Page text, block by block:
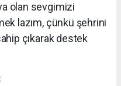
olan sevgimizi
lazım, çünkü şehrini
çıkarak destek